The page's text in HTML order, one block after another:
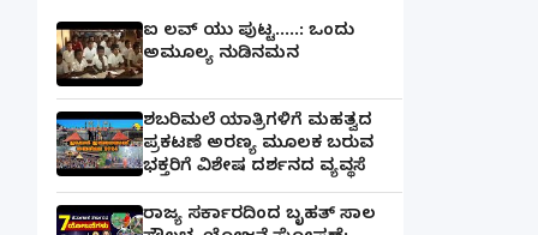
ಐ ಲವ್ ಯು ಪುಟ್ಟ.....: ಒಂದು
ಅಮೂಲ್ಯ ನುಡಿನಮನ
ಶಬರಿಮಲೆ ಯಾತ್ರಿಗಳಿಗೆ ಮಹತ್ವದ
ಪ್ರಕಟಣೆ ಅರಣ್ಯ ಮೂಲಕ ಬರುವ
ಭಕ್ತರಿಗೆ ವಿಶೇಷ ದರ್ಶನದ ವ್ಯವಸ್ಥೆ
ರಾಜ್ಯ ಸರ್ಕಾರದಿಂದ ಬೃಹತ್ ಸಾಲ